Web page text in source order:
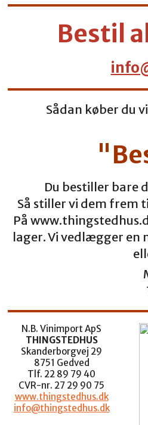
Bestil
Sådan køber du
Du bestiller bare
Så stiller vi dem frem
På
lager. Vi vedlægger en
N.B. Vinimport ApS
THINGSTEDHUS
Skanderborgvej 29
8751 Gedved
Tlf. 22 89 79 40
CVR-nr. 27 29 90 75
www.thingstedhus.dk
info@thingstedhus.dk